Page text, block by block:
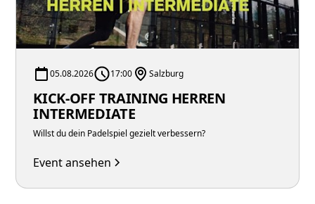
05.08.2026 17:00 Salzburg
KICK-OFF TRAINING HERREN
INTERMEDIATE
Willst du dein Padelspiel gezielt verbessern?
Event ansehen